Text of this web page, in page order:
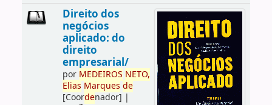
Direito dos
negócios
aplicado: do
direito
empresarial/
por MEDEIROS NETO,
Elias Marques de
[Coordenador] |